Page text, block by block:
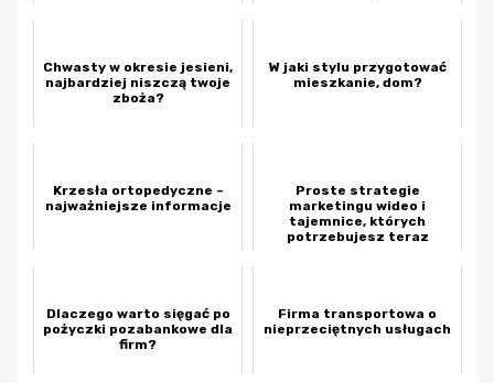
Chwasty w okresie jesieni,
najbardziej niszczą twoje
zboża?
W jaki stylu przygotować
mieszkanie, dom?
Krzesła ortopedyczne –
najważniejsze informacje
Proste strategie
marketingu wideo i
tajemnice, których
potrzebujesz teraz
Dlaczego warto sięgać po
pożyczki pozabankowe dla
firm?
Firma transportowa o
nieprzeciętnych usługach